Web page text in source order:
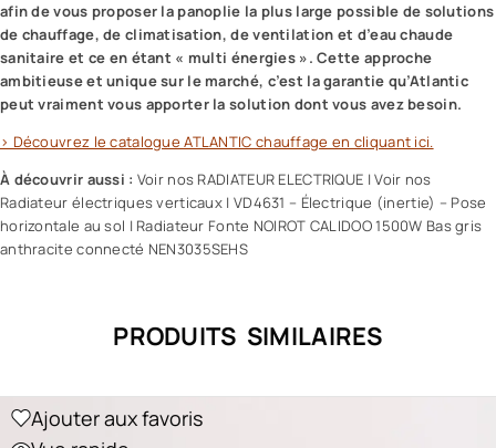
afin de vous proposer la panoplie la plus large possible de solutions
de chauffage, de climatisation, de ventilation et d’eau chaude
sanitaire et ce en étant « multi énergies ». Cette approche
ambitieuse et unique sur le marché, c’est la garantie qu’Atlantic
peut vraiment vous apporter la solution dont vous avez besoin.
> Découvrez le catalogue ATLANTIC chauffage en cliquant ici.
À découvrir aussi : Voir nos RADIATEUR ELECTRIQUE |Voir nos
Radiateur électriques verticaux | VD4631 – Électrique (inertie) – Pose
horizontale au sol | Radiateur Fonte NOIROT CALIDOO 1500W Bas gris
anthracite connecté NEN3035SEHS
PRODUITS SIMILAIRES
Ajouter aux favoris